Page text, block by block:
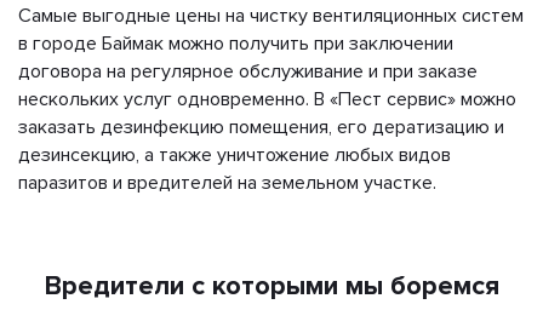
Самые выгодные цены на чистку вентиляционных систем
в городе Баймак можно получить при заключении
договора на регулярное обслуживание и при заказе
нескольких услуг одновременно. В «Пест сервис» можно
заказать дезинфекцию помещения, его дератизацию и
дезинсекцию, а также уничтожение любых видов
паразитов и вредителей на земельном участке.
Вредители с которыми мы боремся